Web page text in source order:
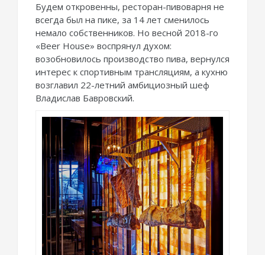
Будем откровенны, ресторан-пивоварня не
всегда был на пике, за 14 лет сменилось
немало собственников. Но весной 2018-го
«Beer House» воспрянул духом:
возобновилось производство пива, вернулся
интерес к спортивным трансляциям, а кухню
возглавил 22-летний амбициозный шеф
Владислав Бавровский.